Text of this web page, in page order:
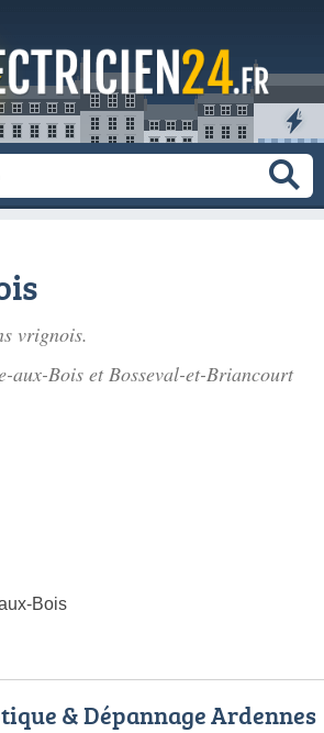
vrignois.
aux-Bois et Bosseval-et-Briancourt
Bois
& Dépannage Ardennes